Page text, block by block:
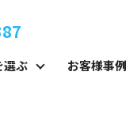
選ぶ お客様事例